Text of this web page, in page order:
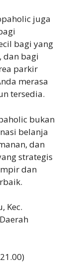
juga
bagi yang
dan bagi
parkir
merasa
tersedia.
bukan
belanja
dan
strategis
dan
Kec.